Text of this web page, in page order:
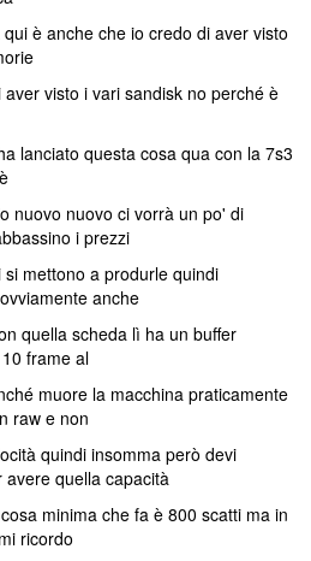
è anche che io credo di aver visto
visto i vari sandisk no perché è
lanciato questa cosa qua con la 7s3
nuovo nuovo ci vorrà un po' di
i prezzi
mettono a produrle quindi
anche
quella scheda lì ha un buffer
frame al
muore la macchina praticamente
raw e non
quindi insomma però devi
quella capacità
minima che fa è 800 scatti ma in
ricordo